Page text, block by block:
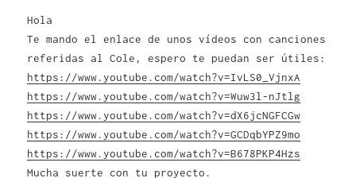
Hola
Te mando el enlace de unos vídeos con canciones
referidas al Cole, espero te puedan ser útiles:
https://www.youtube.com/watch?v=IvLS0_VjnxA
https://www.youtube.com/watch?v=Wuw3l-nJtlg
https://www.youtube.com/watch?v=dX6jcNGFCGw
https://www.youtube.com/watch?v=GCDqbYPZ9mo
https://www.youtube.com/watch?v=B678PKP4Hzs
Mucha suerte con tu proyecto.